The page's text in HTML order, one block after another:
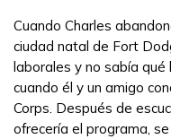
FAQs
English
Cuando Charles
ciudad natal de Fort
laborales y no sabía qué
cuando él y un amigo
Corps. Después de
ofrecería el programa,